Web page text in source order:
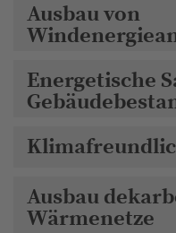
Ausbau von
Energetische
Ausbau
Wärmenetze